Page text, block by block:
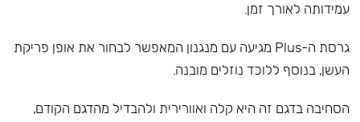
עמידותה לאורך זמן.
גרסת ה-Plus מגיעה עם מנגנון המאפשר לבחור את אופן פריקת
העשן, בנוסף ללוכד נוזלים מובנה.
הסחיבה בדגם זה היא קלה ואוורירית ולהבדיל מהדגם הקודם,